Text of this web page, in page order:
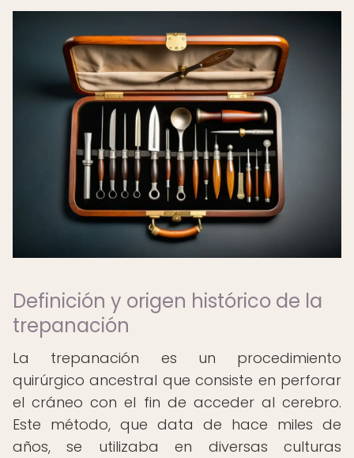
Definición y origen histórico de la
trepanación
La trepanación es un procedimiento
quirúrgico ancestral que consiste en perforar
el cráneo con el fin de acceder al cerebro.
Este método, que data de hace miles de
años, se utilizaba en diversas culturas